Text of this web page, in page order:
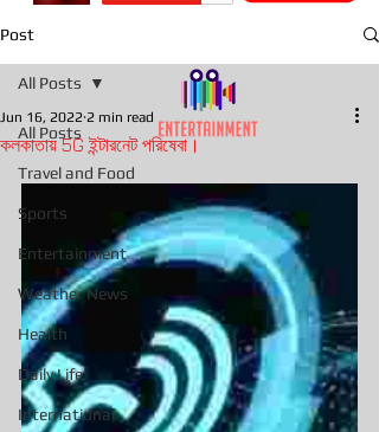
Post
All Posts
Travel and Food
Sports
Entertainment
Weather News
Health
Daily Life
International
All Posts
কলকাতায় 5G ইন্টারনেট পরিষেবা।
Jun 16, 2022 2 min read